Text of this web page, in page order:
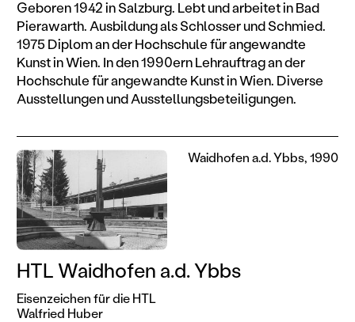
Geboren 1942 in Salzburg. Lebt und arbeitet in Bad
Pierawarth. Ausbildung als Schlosser und Schmied.
1975 Diplom an der Hochschule für angewandte
Kunst in Wien. In den 1990ern Lehrauftrag an der
Hochschule für angewandte Kunst in Wien. Diverse
Ausstellungen und Ausstellungsbeteiligungen.
HTL Waidhofen a.d. Ybbs
Eisenzeichen für die HTL
Walfried Huber
Waidhofen a.d. Ybbs, 1990